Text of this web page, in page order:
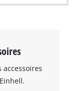
accord pour
Maps !
to load due
to the
accessoires